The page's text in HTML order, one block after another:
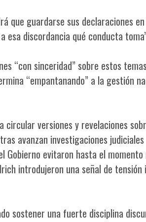
que guardarse sus declaraciones
esa discordancia qué conducta
“con sinceridad” sobre estos
“empantanando” a la gestión
circular versiones y revelaciones
avanzan investigaciones judiciales
Gobierno evitaron hasta el
introdujeron una señal de tensión
sostener una fuerte disciplina